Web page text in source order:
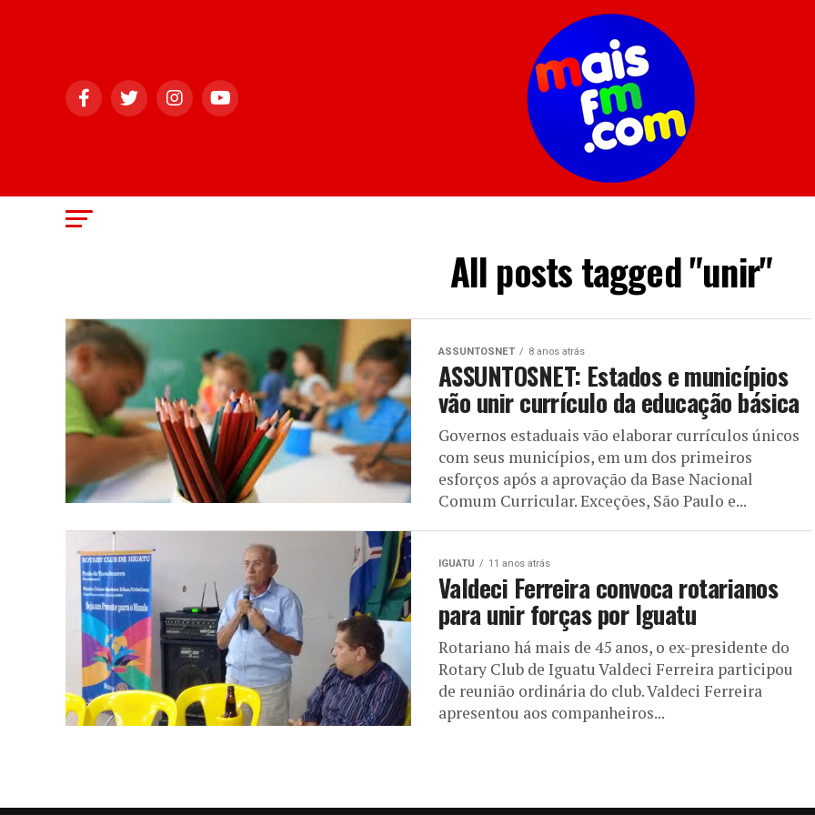
All posts tagged "unir"
ASSUNTOSNET 8 anos atrás
ASSUNTOSNET: Estados e municípios
vão unir currículo da educação básica
Governos estaduais vão elaborar currículos únicos
com seus municípios, em um dos primeiros
esforços após a aprovação da Base Nacional
Comum Curricular. Exceções, São Paulo e...
IGUATU 11 anos atrás
Valdeci Ferreira convoca rotarianos
para unir forças por Iguatu
Rotariano há mais de 45 anos, o ex-presidente do
Rotary Club de Iguatu Valdeci Ferreira participou
de reunião ordinária do club. Valdeci Ferreira
apresentou aos companheiros...